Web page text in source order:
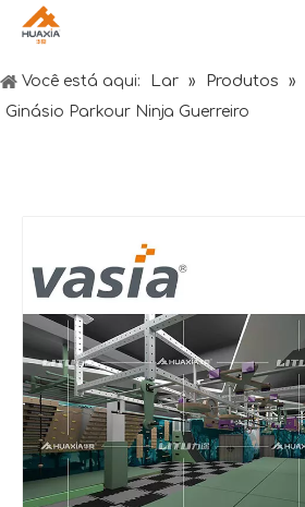
Você está aqui: Lar » Produtos »
Ginásio Parkour Ninja Guerreiro